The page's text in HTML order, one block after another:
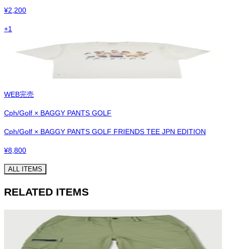
¥2,200
+1
WEB完売
Cph/Golf × BAGGY PANTS GOLF
Cph/Golf × BAGGY PANTS GOLF FRIENDS TEE JPN EDITION
¥8,800
ALL ITEMS
RELATED ITEMS